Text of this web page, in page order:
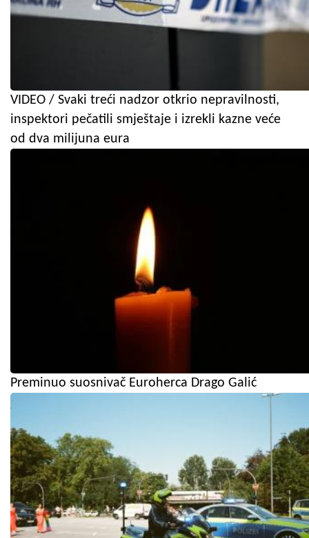
VIDEO / Svaki treći nadzor otkrio nepravilnosti,
inspektori pečatili smještaje i izrekli kazne veće
od dva milijuna eura
Preminuo suosnivač Euroherca Drago Galić